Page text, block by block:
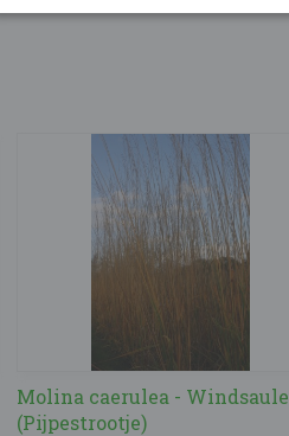
Molina caerulea - Windsaule
(Pijpestrootje)